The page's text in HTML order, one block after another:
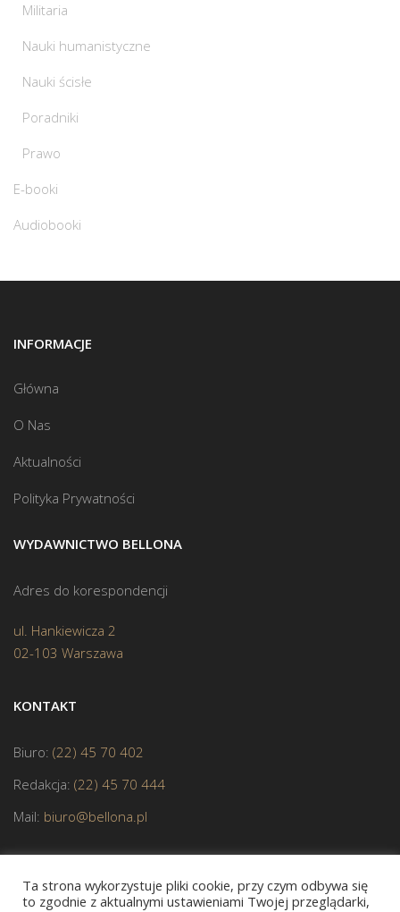
Militaria
Nauki humanistyczne
Nauki ścisłe
Poradniki
Prawo
E-booki
Audiobooki
INFORMACJE
Główna
O Nas
Aktualności
Polityka Prywatności
WYDAWNICTWO BELLONA
Adres do korespondencji
ul. Hankiewicza 2
02-103 Warszawa
KONTAKT
Biuro: (22) 45 70 402
Redakcja: (22) 45 70 444
Mail: biuro@bellona.pl
Ta strona wykorzystuje pliki cookie, przy czym odbywa się
to zgodnie z aktualnymi ustawieniami Twojej przeglądarki,